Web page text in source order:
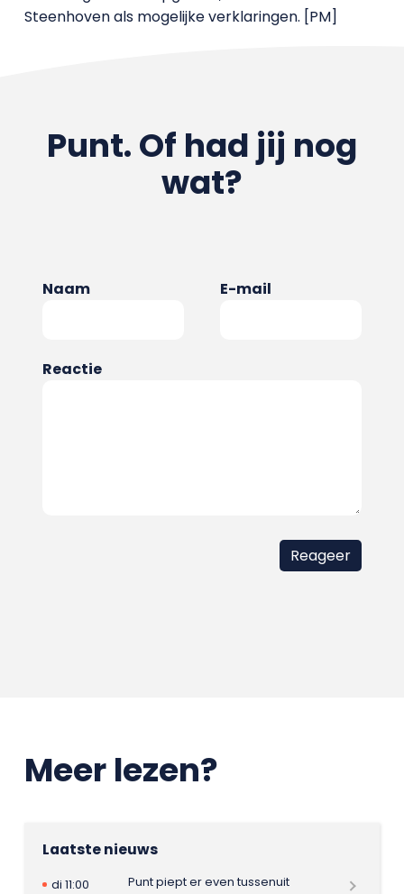
Steenhoven als mogelijke verklaringen. [PM]
Punt. Of had jij nog
wat?
Naam E-mail
Reactie
Meer lezen?
Laatste nieuws
di 11:00
Punt piept er even tussenuit